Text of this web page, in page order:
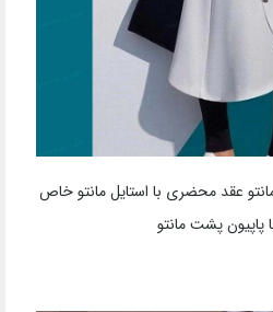
عقد محضری با استایل مانتو خاص
پاپیون پشت مانتو